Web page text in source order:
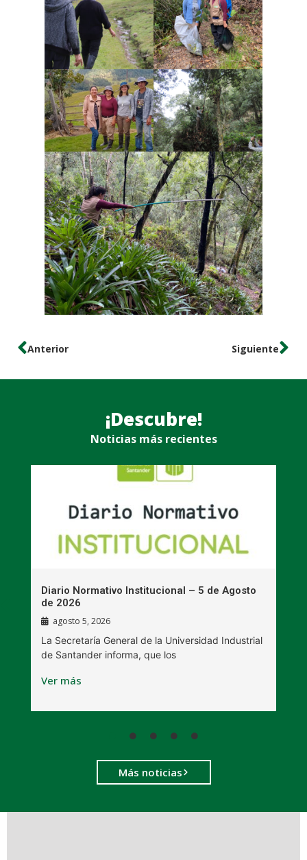
Anterior Siguiente
¡Descubre!
Noticias más recientes
Diario Normativo Institucional – 5 de Agosto
de 2026
agosto 5, 2026
La Secretaría General de la Universidad Industrial
de Santander informa, que los
Ver más
Más noticias